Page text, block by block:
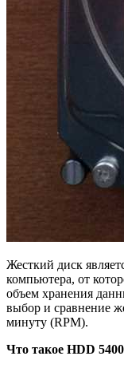
Жесткий диск
компьютера, от
объем хранения
выбор и сравнение
минуту (RPM).
Что такое HDD